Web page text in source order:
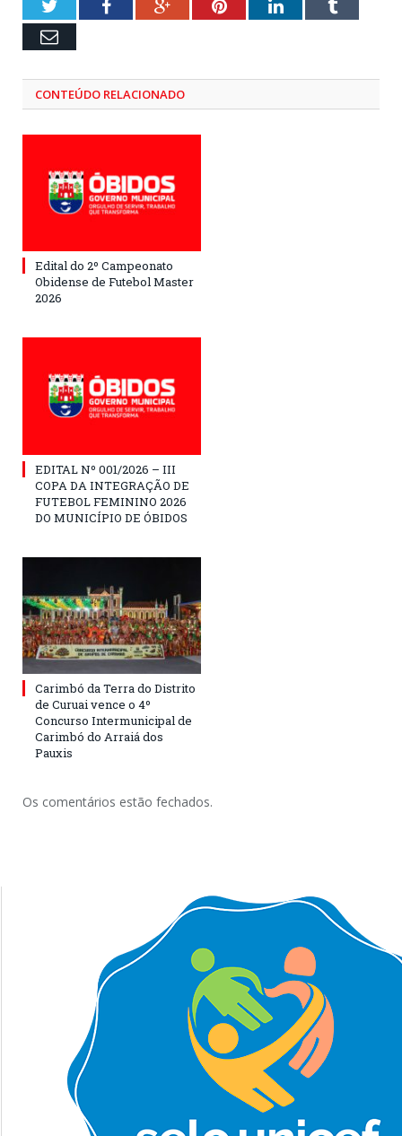
TwitterFacebookGoogle+PinterestLinkedInTumblr
Email
CONTEÚDO RELACIONADO
Edital do 2º Campeonato
Obidense de Futebol Master
2026
EDITAL Nº 001/2026 – III
COPA DA INTEGRAÇÃO DE
FUTEBOL FEMININO 2026
DO MUNICÍPIO DE ÓBIDOS
Carimbó da Terra do Distrito
de Curuai vence o 4º
Concurso Intermunicipal de
Carimbó do Arraiá dos
Pauxis
Os comentários estão fechados.